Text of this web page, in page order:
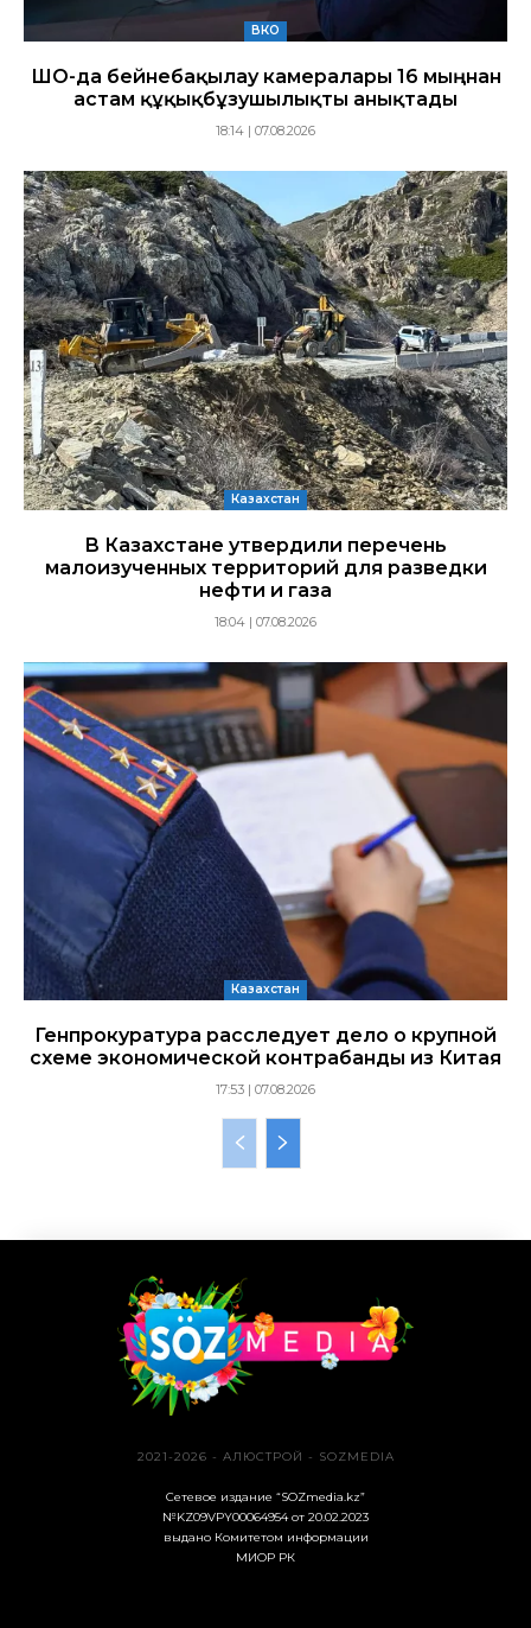
ВКО
ШҚО-да бейнебақылау камералары 16 мыңнан
астам құқықбұзушылықты анықтады
18:14 | 07.08.2026
Казахстан
В Казахстане утвердили перечень
малоизученных территорий для разведки
нефти и газа
18:04 | 07.08.2026
Казахстан
Генпрокуратура расследует дело о крупной
схеме экономической контрабанды из Китая
17:53 | 07.08.2026
2021-2026 - АЛЮСТРОЙ - SOZMEDIA
Сетевое издание “SOZmedia.kz”
№KZ09VPY00064954 от 20.02.2023
выдано Комитетом информации
МИОР РК